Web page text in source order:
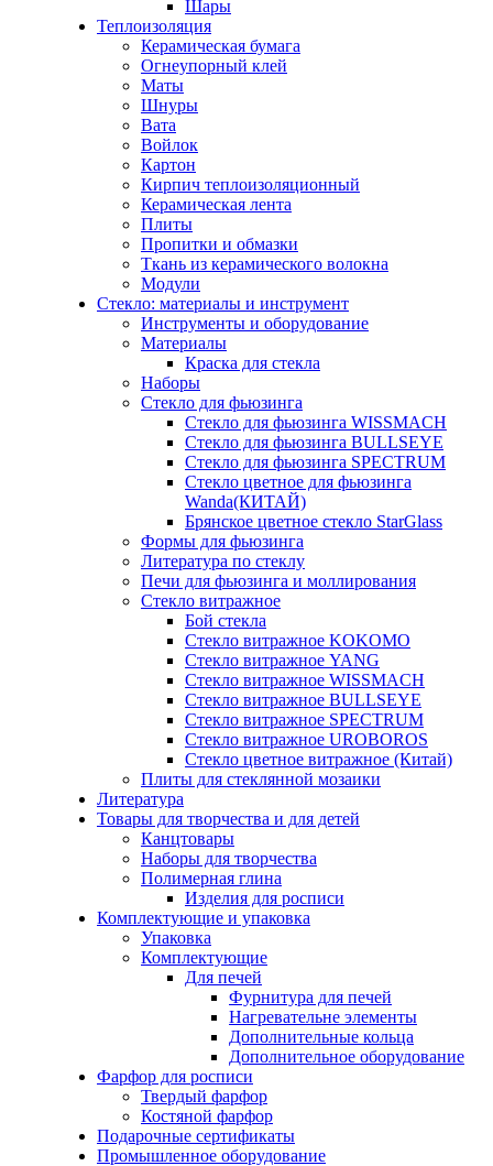
Шары
Теплоизоляция
Керамическая бумага
Огнеупорный клей
Маты
Шнуры
Вата
Войлок
Картон
Кирпич теплоизоляционный
Керамическая лента
Плиты
Пропитки и обмазки
Ткань из керамического волокна
Модули
Стекло: материалы и инструмент
Инструменты и оборудование
Материалы
Краска для стекла
Наборы
Стекло для фьюзинга
Стекло для фьюзинга WISSMACH
Стекло для фьюзинга BULLSEYE
Стекло для фьюзинга SPECTRUM
Стекло цветное для фьюзинга
Wanda(КИТАЙ)
Брянское цветное стекло StarGlass
Формы для фьюзинга
Литература по стеклу
Печи для фьюзинга и моллирования
Стекло витражное
Бой стекла
Стекло витражное KOKOMO
Стекло витражное YANG
Стекло витражное WISSMACH
Стекло витражное BULLSEYE
Стекло витражное SPECTRUM
Стекло витражное UROBOROS
Стекло цветное витражное (Китай)
Плиты для стеклянной мозаики
Литература
Товары для творчества и для детей
Канцтовары
Наборы для творчества
Полимерная глина
Изделия для росписи
Комплектующие и упаковка
Упаковка
Комплектующие
Для печей
Фурнитура для печей
Нагревательне элементы
Дополнительные кольца
Дополнительное оборудование
Фарфор для росписи
Твердый фарфор
Костяной фарфор
Подарочные сертификаты
Промышленное оборудование